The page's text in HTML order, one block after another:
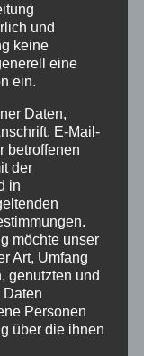
Wenn eine
ganze Stadt im
Halloween-
Fieber ist…
und
keine
eine
ein.
Daten,
E-Mail-
betroffenen
der
in
möchte unser
Art, Umfang
genutzten und
Personen
über die ihnen